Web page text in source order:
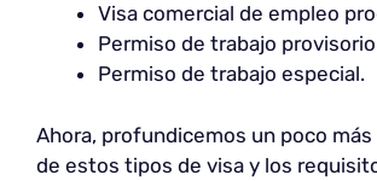
Visa comercial de empleo
Permiso de trabajo
Permiso de trabajo especial.
Ahora, profundicemos un poco más
de estos tipos de visa y los